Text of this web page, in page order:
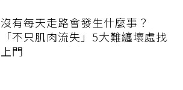
沒有每天走路會發生什麼事？
「不只肌肉流失」5大難纏壞處找
上門